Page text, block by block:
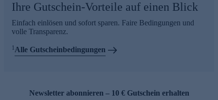
Ihre Gutschein-Vorteile auf einen Blick
Einfach einlösen und sofort sparen. Faire Bedingungen und
volle Transparenz.
1Alle Gutscheinbedingungen
Newsletter abonnieren – 10 € Gutschein erhalten